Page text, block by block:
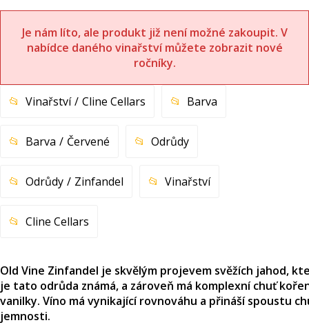
Je nám líto, ale produkt již není možné zakoupit. V
nabídce daného vinařství můžete zobrazit nové
ročníky.
Vinařství Cline Cellars Barva
Barva Červené Odrůdy
Odrůdy Zinfandel Vinařství
Cline Cellars
Old Vine Zinfandel je skvělým projevem svěžích jahod,
je tato odrůda známá, a zároveň má komplexní chuť
vanilky. Víno má vynikající rovnováhu a přináší spoustu
jemnosti.